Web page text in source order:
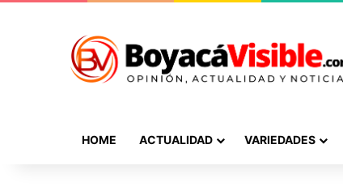
HOME ACTUALIDAD VARIEDADES